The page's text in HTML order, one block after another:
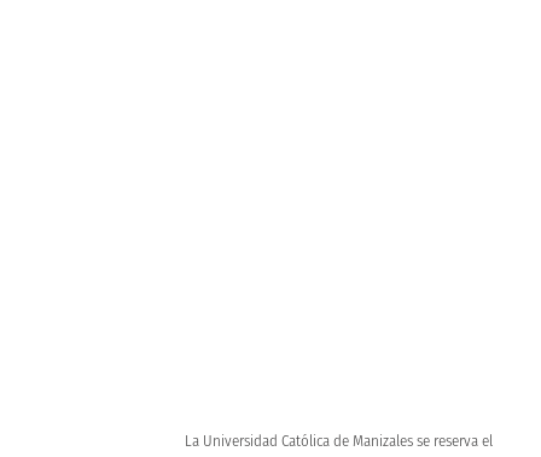
La Universidad Católica de Manizales se reserva el